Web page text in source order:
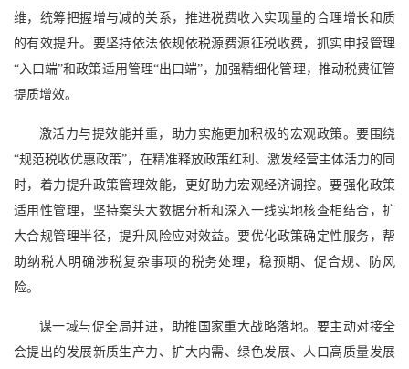
维，统筹把握增与减的关系，推进税费收入实现量的合理增长和质
的有效提升。要坚持依法依规依税源费源征税收费，抓实申报管理
“入口端”和政策适用管理“出口端”，加强精细化管理，推动税费征管
提质增效。
激活力与提效能并重，助力实施更加积极的宏观政策。要围绕
“规范税收优惠政策”，在精准释放政策红利、激发经营主体活力的同
时，着力提升政策管理效能，更好助力宏观经济调控。要强化政策
适用性管理，坚持案头大数据分析和深入一线实地核查相结合，扩
大合规管理半径，提升风险应对效益。要优化政策确定性服务，帮
助纳税人明确涉税复杂事项的税务处理，稳预期、促合规、防风
险。
谋一域与促全局并进，助推国家重大战略落地。要主动对接全
会提出的发展新质生产力、扩大内需、绿色发展、人口高质量发展